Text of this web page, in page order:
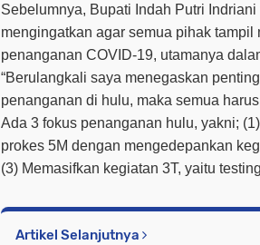
Sebelumnya, Bupati Indah Putri
mengingatkan agar semua pihak
penanganan COVID-19, utamanya
“Berulangkali saya menegaskan
penanganan di hulu, maka semua
Ada 3 fokus penanganan hulu, yakni;
prokes 5M dengan mengedepankan
(3) Memasifkan kegiatan 3T, yaitu
Artikel Selanjutnya